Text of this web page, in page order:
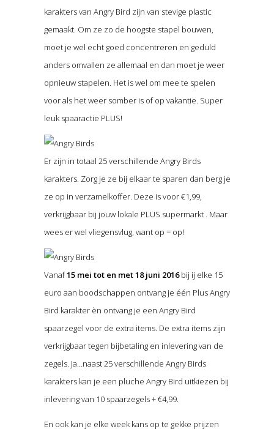
karakters van Angry Bird zijn van stevige plastic
gemaakt. Om ze zo de hoogste stapel bouwen,
moet je wel echt goed concentreren en geduld
anders omvallen ze allemaal en dan moet je weer
opnieuw stapelen. Het is wel om mee te spelen
voor als het weer somber is of op vakantie. Super
leuk spaaractie PLUS!
Er zijn in totaal 25 verschillende Angry Birds
karakters. Zorg je ze bij elkaar te sparen dan berg je
ze op in verzamelkoffer. Deze is voor €1,99,
verkrijgbaar bij jouw lokale PLUS supermarkt . Maar
wees er wel vliegensvlug, want op = op!
Vanaf15 mei tot en met 18 juni 2016bij ij elke 15
euro aan boodschappen ontvang je één Plus Angry
Bird karakter èn ontvang je een Angry Bird
spaarzegel voor de extra items. De extra items zijn
verkrijgbaar tegen bijbetaling en inlevering van de
zegels. Ja…naast 25 verschillende Angry Birds
karakters kan je een pluche Angry Bird uitkiezen bij
inlevering van 10 spaarzegels + €4,99.
En ook kan je elke week kans op te gekke prijzen